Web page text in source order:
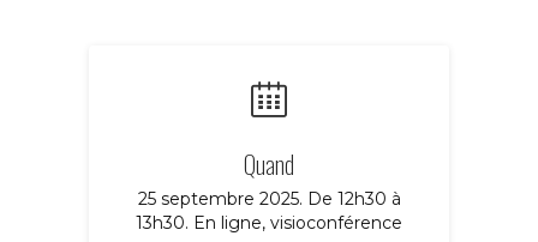
Quand
25 septembre 2025. De 12h30 à
13h30. En ligne, visioconférence